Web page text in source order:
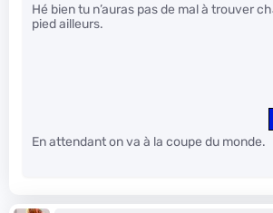
Hé bien tu n’auras pas de mal à trouver
pied ailleurs.
En attendant on va à la coupe du monde.